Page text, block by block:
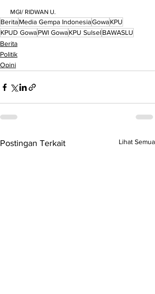
MGI/ RIDWAN U.
BeritaMedia Gempa IndonesiaGowaKPU
KPUD GowaPWI GowaKPU SulselBAWASLU
Berita
Politik
Opini
Postingan Terkait Lihat Semua